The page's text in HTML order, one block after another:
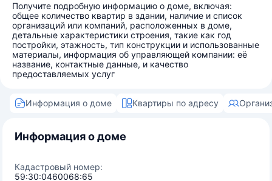
Получите подробную информацию о доме, включая:
общее количество квартир в здании, наличие и список
организаций или компаний, расположенных в доме,
детальные характеристики строения, такие как год
постройки, этажность, тип конструкции и использованные
материалы, информация об управляющей компании: её
название, контактные данные, и качество
предоставляемых услуг
Информация о доме Квартиры по адресу
Информация о доме
Кадастровый номер:
59:30:0460068:65